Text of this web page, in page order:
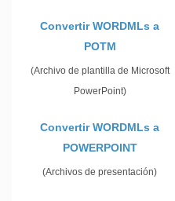
Convertir WORDMLs a
POTM
(Archivo de plantilla de Microsoft
PowerPoint)
Convertir WORDMLs a
POWERPOINT
(Archivos de presentación)